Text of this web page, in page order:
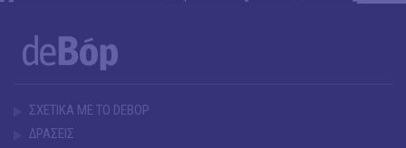
ΣΧΕΤΙΚΑ ΜΕ ΤΟ DEBOP
ΔΡΑΣΕΙΣ